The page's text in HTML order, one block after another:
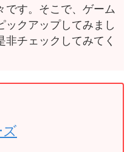
です。そこで、ゲーム
ックアップしてみまし
チェックしてみてく
ズ